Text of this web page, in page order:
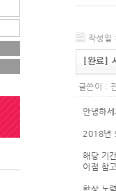
작성
[완료]
글쓴이 :
안녕하
2018년
해당 기
이점 참
항상 노